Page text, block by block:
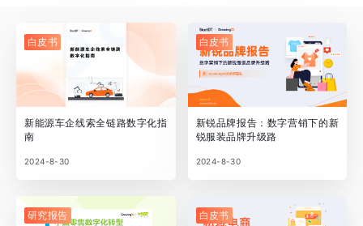
白皮书
新能源车企线索全链路数字化指
南
2024-8-30
白皮书
新锐品牌报告：数字营销下的新
锐服装品牌升级路
2024-8-30
研究报告 白皮书